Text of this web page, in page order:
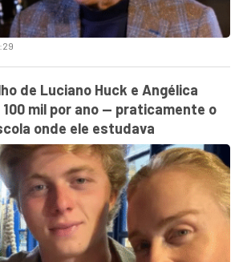
de Luciano Huck e Angélica
mil por ano — praticamente o
onde ele estudava